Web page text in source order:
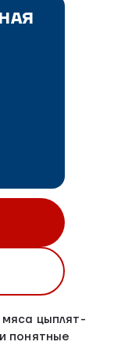
цыплят-
понятные